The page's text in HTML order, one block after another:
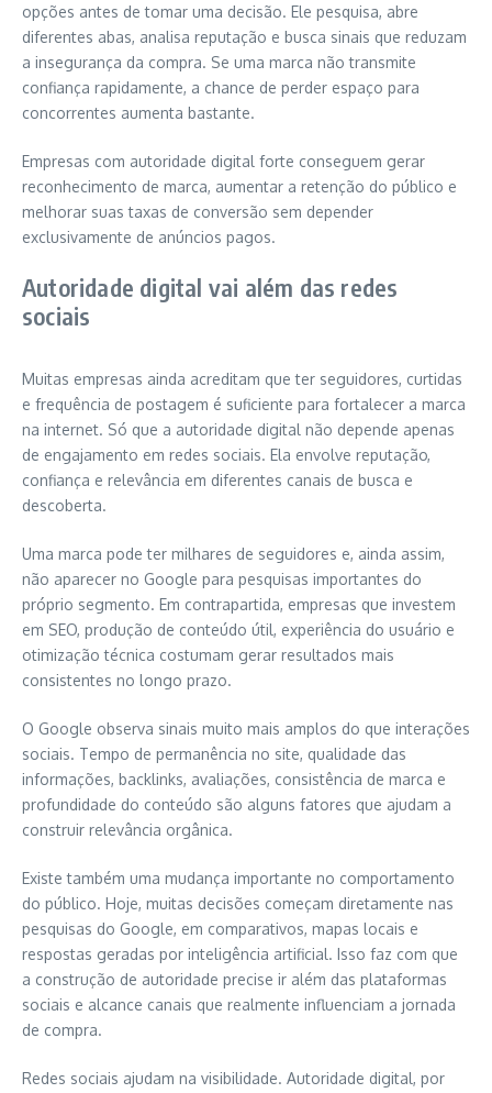
opções antes de tomar uma decisão. Ele pesquisa, abre
diferentes abas, analisa reputação e busca sinais que reduzam
a insegurança da compra. Se uma marca não transmite
confiança rapidamente, a chance de perder espaço para
concorrentes aumenta bastante.
Empresas com autoridade digital forte conseguem gerar
reconhecimento de marca, aumentar a retenção do público e
melhorar suas taxas de conversão sem depender
exclusivamente de anúncios pagos.
Autoridade digital vai além das redes
sociais
Muitas empresas ainda acreditam que ter seguidores, curtidas
e frequência de postagem é suficiente para fortalecer a marca
na internet. Só que a autoridade digital não depende apenas
de engajamento em redes sociais. Ela envolve reputação,
confiança e relevância em diferentes canais de busca e
descoberta.
Uma marca pode ter milhares de seguidores e, ainda assim,
não aparecer no Google para pesquisas importantes do
próprio segmento. Em contrapartida, empresas que investem
em SEO, produção de conteúdo útil, experiência do usuário e
otimização técnica costumam gerar resultados mais
consistentes no longo prazo.
O Google observa sinais muito mais amplos do que interações
sociais. Tempo de permanência no site, qualidade das
informações, backlinks, avaliações, consistência de marca e
profundidade do conteúdo são alguns fatores que ajudam a
construir relevância orgânica.
Existe também uma mudança importante no comportamento
do público. Hoje, muitas decisões começam diretamente nas
pesquisas do Google, em comparativos, mapas locais e
respostas geradas por inteligência artificial. Isso faz com que
a construção de autoridade precise ir além das plataformas
sociais e alcance canais que realmente influenciam a jornada
de compra.
Redes sociais ajudam na visibilidade. Autoridade digital, por